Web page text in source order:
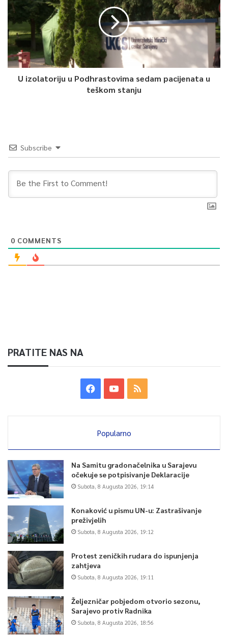
U izolatoriju u Podhrastovima sedam pacijenata u
teškom stanju
Subscribe
0 COMMENTS
PRATITE NAS NA
Popularno
Na Samitu gradonačelnika u Sarajevu
očekuje se potpisivanje Deklaracije
Subota, 8 Augusta 2026, 19:14
Konaković u pismu UN-u: Zastrašivanje
preživjelih
Subota, 8 Augusta 2026, 19:12
Protest zeničkih rudara do ispunjenja
zahtjeva
Subota, 8 Augusta 2026, 19:11
Željezničar pobjedom otvorio sezonu,
Sarajevo protiv Radnika
Subota, 8 Augusta 2026, 18:56